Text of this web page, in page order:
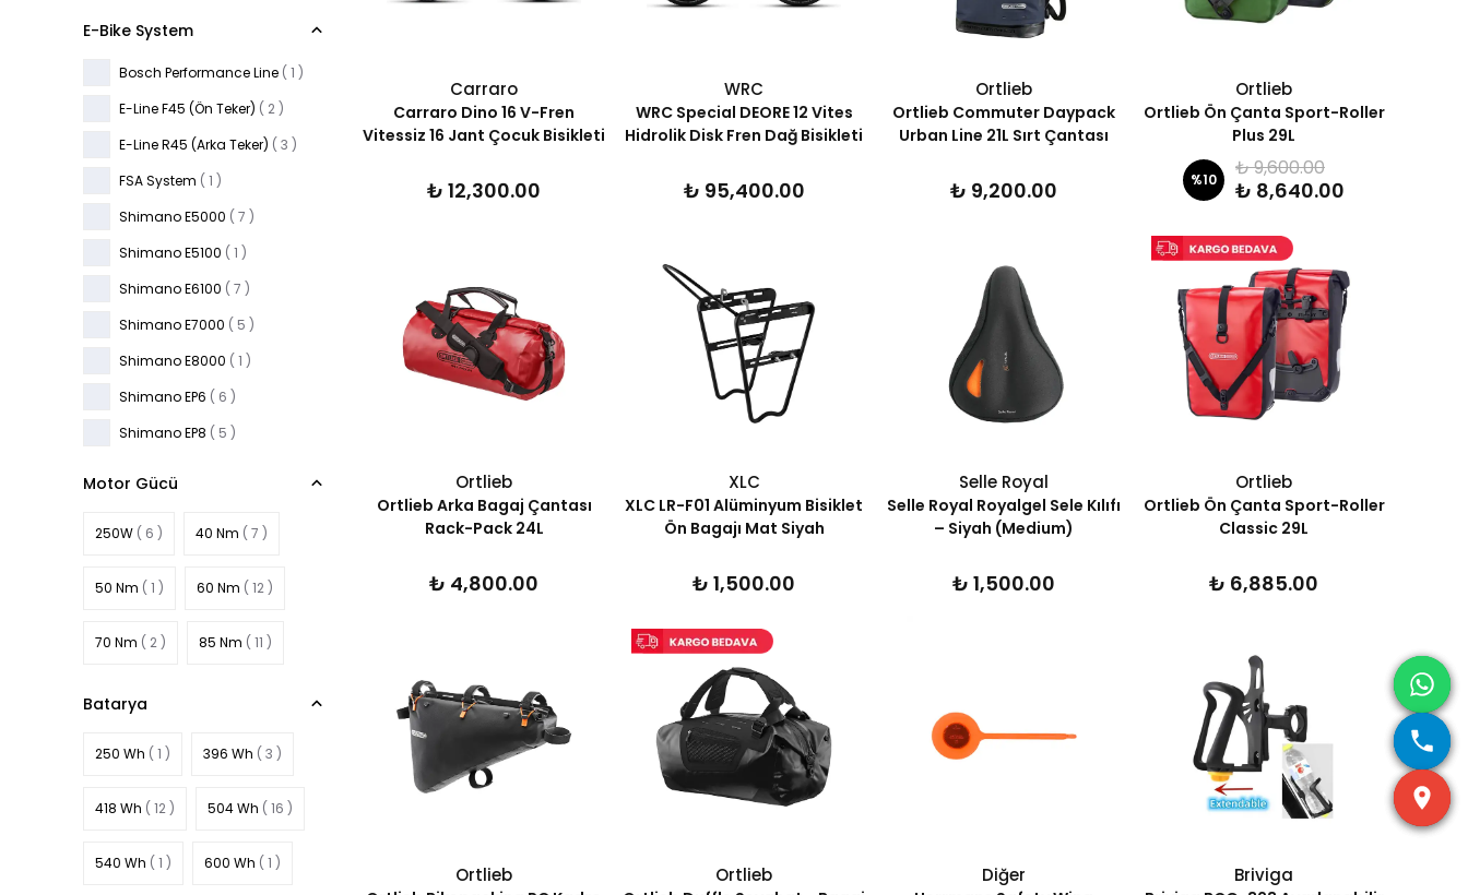
Tacx( 2 )
Tern( 2 )
WRC( 14 )
XLC( 103 )
E-Bike System
Bosch Performance Line ( 1 )
E-Line F45 (Ön Teker) ( 2 )
E-Line R45 (Arka Teker) ( 3 )
FSA System ( 1 )
Shimano E5000 ( 7 )
Shimano E5100 ( 1 )
Shimano E6100 ( 7 )
Shimano E7000 ( 5 )
Shimano E8000 ( 1 )
Shimano EP6 ( 6 )
Shimano EP8 ( 5 )
Motor Gücü
250W ( 6 ) 40 Nm ( 7 )
50 Nm ( 1 ) 60 Nm ( 12 )
70 Nm ( 2 ) 85 Nm ( 11 )
Batarya
250 Wh ( 1 ) 396 Wh ( 3 )
418 Wh ( 12 ) 504 Wh ( 16 )
540 Wh ( 1 ) 600 Wh ( 1 )
Carraro
Carraro Dino 16 V-Fren
Vitessiz 16 Jant Çocuk Bisikleti
₺ 12,300.00
WRC
WRC Special DEORE 12 Vites
Hidrolik Disk Fren Dağ Bisikleti
₺ 95,400.00
Ortlieb
Ortlieb Commuter Daypack
Urban Line 21L Sırt Çantası
₺ 9,200.00
Ortlieb
Ortlieb Ön Çanta Sport-Roller
Plus 29L
%10 ₺ 9,600.00
₺ 8,640.00
Ortlieb
Ortlieb Arka Bagaj Çantası
Rack-Pack 24L
₺ 4,800.00
XLC
XLC LR-F01 Alüminyum Bisiklet
Ön Bagajı Mat Siyah
₺ 1,500.00
Selle Royal
Selle Royal Royalgel Sele Kılıfı
– Siyah (Medium)
₺ 1,500.00
Ortlieb
Ortlieb Ön Çanta Sport-Roller
Classic 29L
₺ 6,885.00
Ortlieb Ortlieb Diğer Briviga